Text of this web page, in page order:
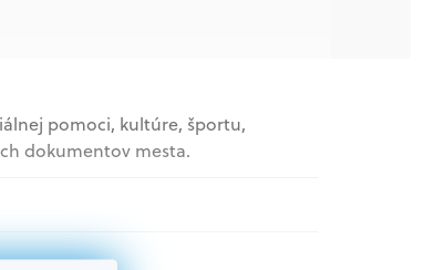
pomoci, kultúre, športu,
dokumentov mesta.